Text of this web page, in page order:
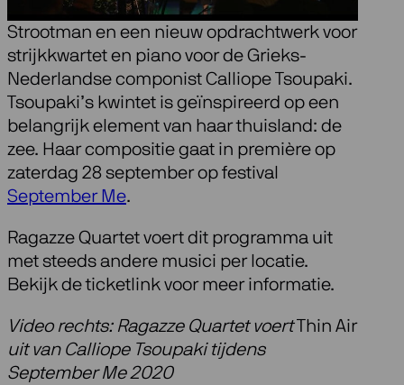
met muziek van Caroline Shaw en Aart
Strootman en een nieuw opdrachtwerk voor
strijkkwartet en piano voor de Grieks-
Nederlandse componist Calliope Tsoupaki.
Tsoupaki’s kwintet is geïnspireerd op een
belangrijk element van haar thuisland: de
zee. Haar compositie gaat in première op
zaterdag 28 september op festival
September Me.
Ragazze Quartet voert dit programma uit
met steeds andere musici per locatie.
Bekijk de ticketlink voor meer informatie.
Video rechts: Ragazze Quartet voertThin Air
uit van Calliope Tsoupaki tijdens
September Me 2020